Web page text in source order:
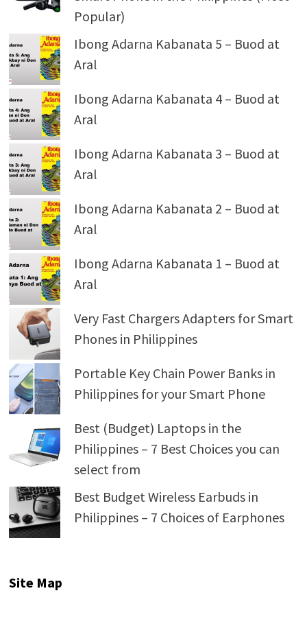
Popular)
Ibong Adarna Kabanata 5 – Buod at
Aral
Ibong Adarna Kabanata 4 – Buod at
Aral
Ibong Adarna Kabanata 3 – Buod at
Aral
Ibong Adarna Kabanata 2 – Buod at
Aral
Ibong Adarna Kabanata 1 – Buod at
Aral
Very Fast Chargers Adapters for Smart
Phones in Philippines
Portable Key Chain Power Banks in
Philippines for your Smart Phone
Best (Budget) Laptops in the
Philippines – 7 Best Choices you can
select from
Best Budget Wireless Earbuds in
Philippines – 7 Choices of Earphones
Site Map